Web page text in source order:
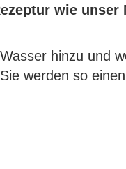
wie unser
hinzu und
werden so